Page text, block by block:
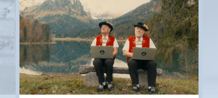
Anwil
Appenzell
Au SG
Baar
Baden
Balsthal
Balzers